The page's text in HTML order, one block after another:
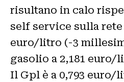
risultano in calo
self service sulla rete
euro/litro (-3
gasolio a 2,181
Il Gpl è a 0,793 euro/